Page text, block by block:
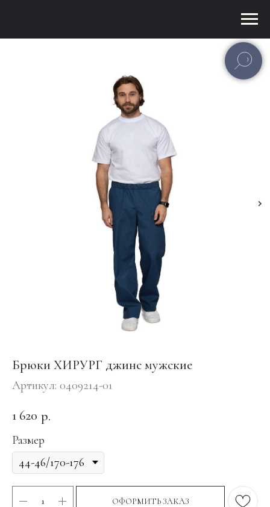
Брюки ХИРУРГ джинс мужские
Артикул: 0409214-01
1 620 р.
Размер
ОФОРМИТЬ ЗАКАЗ